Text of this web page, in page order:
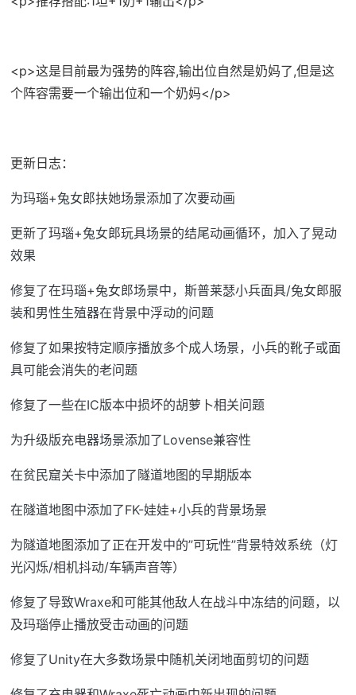
<p>这是目前最为强势的阵容,输出位自然是奶妈了,但是这
个阵容需要一个输出位和一个奶妈</p>
更新日志：
为玛瑙+兔女郎扶她场景添加了次要动画
更新了玛瑙+兔女郎玩具场景的结尾动画循环，加入了晃动
效果
修复了在玛瑙+兔女郎场景中，斯普莱瑟小兵面具/兔女郎服
装和男性生殖器在背景中浮动的问题
修复了如果按特定顺序播放多个成人场景，小兵的靴子或面
具可能会消失的老问题
修复了一些在IC版本中损坏的胡萝卜相关问题
为升级版充电器场景添加了Lovense兼容性
在贫民窟关卡中添加了隧道地图的早期版本
在隧道地图中添加了FK-娃娃+小兵的背景场景
为隧道地图添加了正在开发中的”可玩性”背景特效系统（灯
光闪烁/相机抖动/车辆声音等）
修复了导致Wraxe和可能其他敌人在战斗中冻结的问题，以
及玛瑙停止播放受击动画的问题
修复了Unity在大多数场景中随机关闭地面剪切的问题